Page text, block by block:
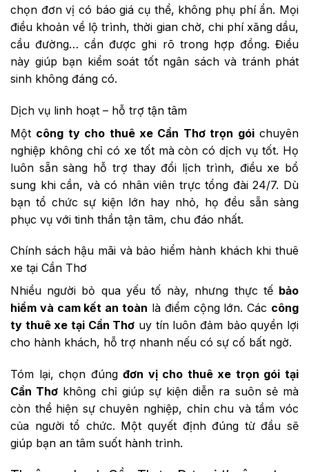
chọn đơn vị có báo giá cụ thể, không phụ phí ẩn. Mọi
điều khoản về lộ trình, thời gian chờ, chi phí xăng dầu,
cầu đường… cần được ghi rõ trong hợp đồng. Điều
này giúp bạn kiểm soát tốt ngân sách và tránh phát
sinh không đáng có.
Dịch vụ linh hoạt – hỗ trợ tận tâm
Một công ty cho thuê xe Cần Thơ trọn góichuyên
nghiệp không chỉ có xe tốt mà còn có dịch vụ tốt. Họ
luôn sẵn sàng hỗ trợ thay đổi lịch trình, điều xe bổ
sung khi cần, và có nhân viên trực tổng đài 24/7. Dù
bạn tổ chức sự kiện lớn hay nhỏ, họ đều sẵn sàng
phục vụ với tinh thần tận tâm, chu đáo nhất.
Chính sách hậu mãi và bảo hiểm hành khách khi thuê
xe tại Cần Thơ
Nhiều người bỏ qua yếu tố này, nhưng thực tế bảo
hiểm và cam kết an toàn là điểm cộng lớn. Các công
ty thuê xe tại Cần Thơ uy tín luôn đảm bảo quyền lợi
cho hành khách, hỗ trợ nhanh nếu có sự cố bất ngờ.
Tóm lại, chọn đúngđơn vị cho thuê xe trọn gói tại
Cần Thơ không chỉ giúp sự kiện diễn ra suôn sẻ mà
còn thể hiện sự chuyên nghiệp, chỉn chu và tầm vóc
của người tổ chức. Một quyết định đúng từ đầu sẽ
giúp bạn an tâm suốt hành trình.